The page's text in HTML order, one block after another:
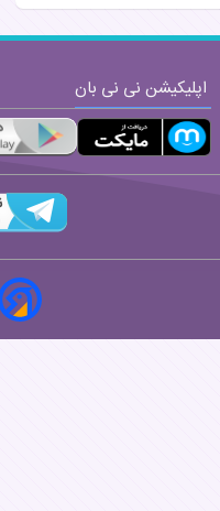
اپلیکیشن نی نی بان